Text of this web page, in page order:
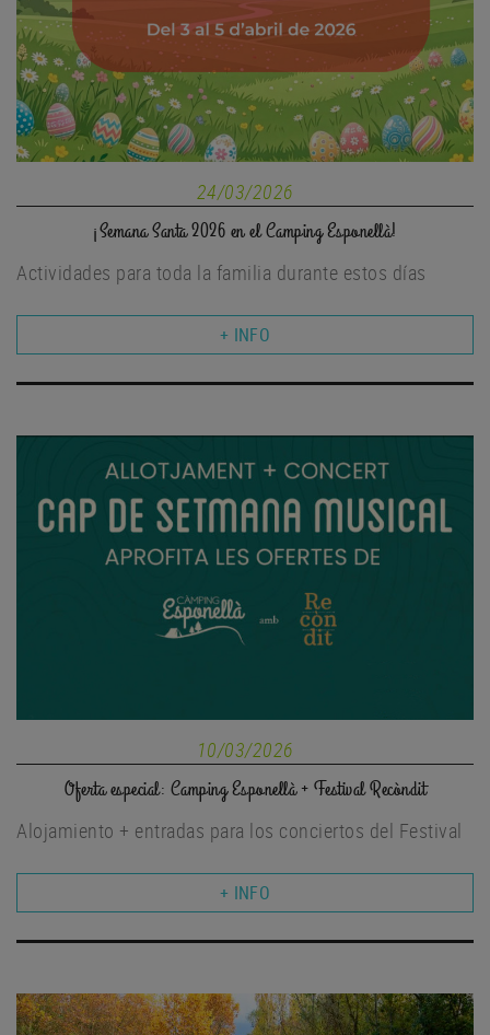
24/03/2026
¡Semana Santa 2026 en el Camping Esponellà!
Actividades para toda la familia durante estos días
+ INFO
10/03/2026
Oferta especial: Camping Esponellà + Festival Recòndit
Alojamiento + entradas para los conciertos del Festival
+ INFO